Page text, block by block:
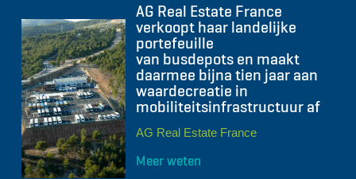
AG Real Estate France
verkoopt haar landelijke
portefeuille
van busdepots en maakt
daarmee bijna tien jaar aan
waardecreatie in
mobiliteitsinfrastructuur af
AG Real Estate France
Meer weten